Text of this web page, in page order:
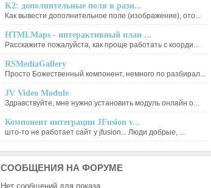
K2: дополнительные поля в разн...
Как вывести дополнительное поле (изображение), ото...
HTMLMaps - интерактивный план ...
Расскажите пожалуйста, как проще работать с коорди...
RSMediaGallery
Просто Божественный компонент, немного по разбирал...
JV Video Module
Здравствуйте, мне нужно установить модуль онлайн о...
Компонент интеграции JFusion v...
што-то не работает сайт у jfusion... Люди добрые, ...
СООБЩЕНИЯ НА ФОРУМЕ
Нет сообщений для показа